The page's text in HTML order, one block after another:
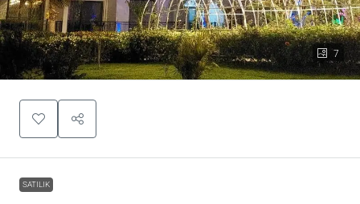
7
SATILIK